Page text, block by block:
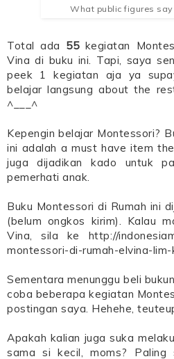
What public figures
Total ada 55kegiatan
Vina di buku ini. Tapi, saya
peek 1 kegiatan aja ya
belajar langsung about the
^___^
Kepengin belajar Montessori?
ini adalah a must have item
juga dijadikan kado untuk
pemerhati anak.
Buku Montessori di Rumah ini
(belum ongkos kirim). Kalau
Vina, sila ke http://
montessori-di-rumah-elvina-lim-
Sementara menunggu beli
coba beberapa kegiatan
postingan saya. Hehehe,
Apakah kalian juga suka
sama si kecil, moms? Paling